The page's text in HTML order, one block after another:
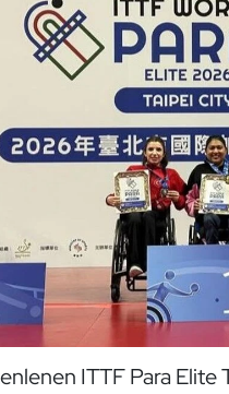
ITTF Para